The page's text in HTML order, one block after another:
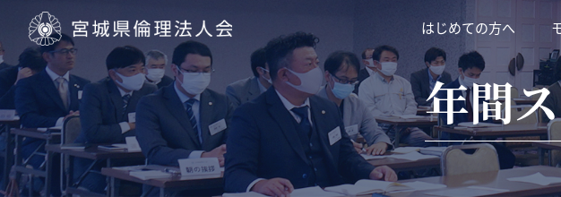
宮城県倫理法人会
はじめての方へ
年間